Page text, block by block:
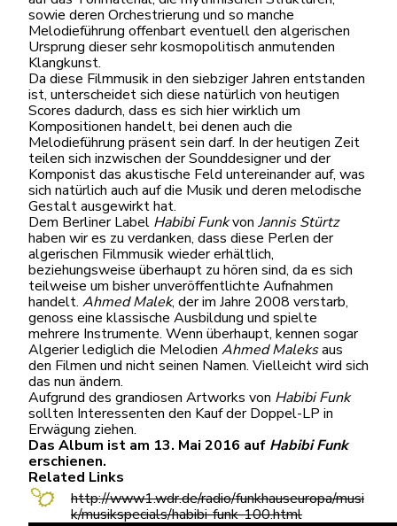
sowie deren Orchestrierung und so manche
Melodieführung offenbart eventuell den algerischen
Ursprung dieser sehr kosmopolitisch anmutenden
Klangkunst.
Da diese Filmmusik in den siebziger Jahren entstanden
ist, unterscheidet sich diese natürlich von heutigen
Scores dadurch, dass es sich hier wirklich um
Kompositionen handelt, bei denen auch die
Melodieführung präsent sein darf. In der heutigen Zeit
teilen sich inzwischen der Sounddesigner und der
Komponist das akustische Feld untereinander auf, was
sich natürlich auch auf die Musik und deren melodische
Gestalt ausgewirkt hat.
Dem Berliner Label Habibi Funkvon Jannis Stürtz
haben wir es zu verdanken, dass diese Perlen der
algerischen Filmmusik wieder erhältlich,
beziehungsweise überhaupt zu hören sind, da es sich
teilweise um bisher unveröffentlichte Aufnahmen
handelt. Ahmed Malek, der im Jahre 2008 verstarb,
genoss eine klassische Ausbildung und spielte
mehrere Instrumente. Wenn überhaupt, kennen sogar
Algerier lediglich die Melodien Ahmed Maleksaus
den Filmen und nicht seinen Namen. Vielleicht wird sich
das nun ändern.
Aufgrund des grandiosen Artworks von Habibi Funk
sollten Interessenten den Kauf der Doppel-LP in
Erwägung ziehen.
Das Album ist am 13. Mai 2016 auf Habibi Funk
erschienen.
Related Links
http://www1.wdr.de/radio/funkhauseuropa/musi
k/musikspecials/habibi-funk-100.html